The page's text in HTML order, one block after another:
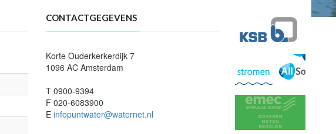
CONTACTGEGEVENS
Korte Ouderkerkerdijk 7
1096 AC Amsterdam
T 0900-9394
F 020-6083900
Einfopuntwater@waternet.nl